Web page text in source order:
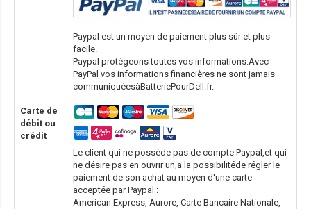
Paypal est un moyen de paiement plus sûr et plus
facile.
Paypal protégeons toutes vos informations.Avec
PayPal vos informations financières ne sont jamais
communiquéesàBatteriePourDell.fr.
Carte de
débit ou
crédit
Le client qui ne possède pas de compte Paypal,et qui
ne désire pas en ouvrir un,a la possibilitéde régler le
paiement de son achat au moyen d'une carte
acceptée par Paypal :
American Express, Aurore, Carte Bancaire Nationale,